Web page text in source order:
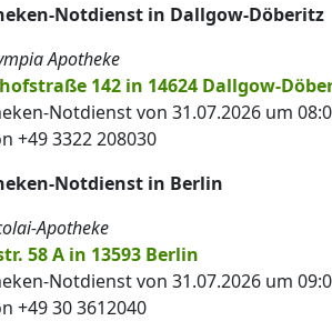
Notdienst in Dallgow-Döberitz
Apotheke
142 in 14624 Dallgow-
Notdienst von 31.07.2026 um
+49 3322 208030
Notdienst in Berlin
Apotheke
58 A in 13593 Berlin
Notdienst von 31.07.2026 um
+49 30 3612040